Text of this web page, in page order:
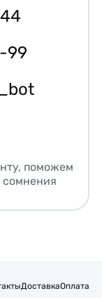
99
поможем
сомнения
ДоставкаОплата